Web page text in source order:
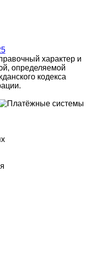
характер и
определяемой
кодекса